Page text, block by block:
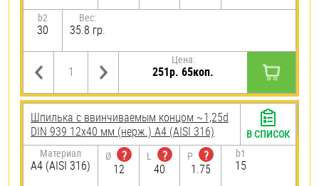
b2
30
Вес:
35.8 гр.
Цена:
251р. 65коп.
Шпилька c ввинчиваемым концом ~1,25d
DIN 939 12х40 мм (нерж.) A4 (AISI 316)
Материал
A4 (AISI 316)
Ø
?
12
L
?
40
P
?
1.75
b1
15
В СПИСОК